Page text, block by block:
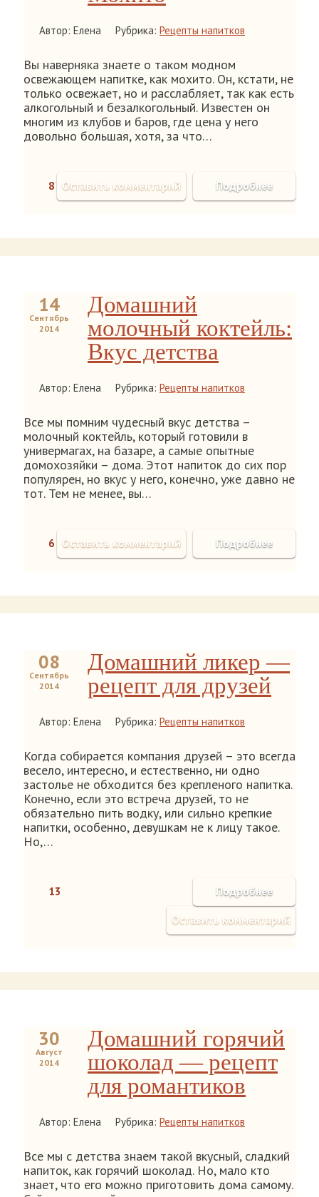
Автор: Елена Рубрика: Рецепты напитков
Вы наверняка знаете о таком модном
освежающем напитке, как мохито. Он, кстати, не
только освежает, но и расслабляет, так как есть
алкогольный и безалкогольный. Известен он
многим из клубов и баров, где цена у него
довольно большая, хотя, за что…
8 Подробнее
Оставить комментарий
14
Сентябрь
2014
Домашний
молочный коктейль:
Вкус детства
Автор: Елена Рубрика: Рецепты напитков
Все мы помним чудесный вкус детства –
молочный коктейль, который готовили в
универмагах, на базаре, а самые опытные
домохозяйки – дома. Этот напиток до сих пор
популярен, но вкус у него, конечно, уже давно не
тот. Тем не менее, вы…
6 Подробнее
Оставить комментарий
08
Сентябрь
2014
Домашний ликер —
рецепт для друзей
Автор: Елена Рубрика: Рецепты напитков
Когда собирается компания друзей – это всегда
весело, интересно, и естественно, ни одно
застолье не обходится без крепленого напитка.
Конечно, если это встреча друзей, то не
обязательно пить водку, или сильно крепкие
напитки, особенно, девушкам не к лицу такое.
Но,…
13 Подробнее
Оставить комментарий
30
Август
2014
Домашний горячий
шоколад — рецепт
для романтиков
Автор: Елена Рубрика: Рецепты напитков
Все мы с детства знаем такой вкусный, сладкий
напиток, как горячий шоколад. Но, мало кто
знает, что его можно приготовить дома самому.